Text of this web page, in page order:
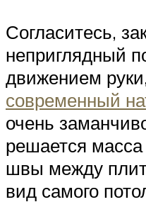
Согласитесь,
неприглядный
движением
современный
очень
решается масса
швы между
вид самого